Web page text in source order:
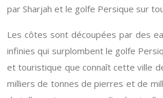
par Sharjah et le golfe Persique sur
Les côtes sont découpées par des
infinies qui surplombent le golfe
et touristique que connaît cette ville
milliers de tonnes de pierres et de